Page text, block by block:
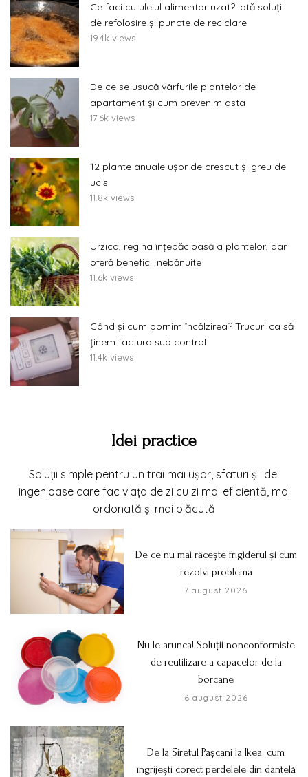
Ce faci cu uleiul alimentar uzat? Iată soluții
de refolosire și puncte de reciclare
19.4k views
De ce se usucă vârfurile plantelor de
apartament și cum prevenim asta
17.6k views
12 plante anuale ușor de crescut și greu de
ucis
11.8k views
Urzica, regina înțepăcioasă a plantelor, dar
oferă beneficii nebănuite
11.6k views
Când și cum pornim încălzirea? Trucuri ca să
ținem factura sub control
11.4k views
Idei practice
Soluții simple pentru un trai mai ușor, sfaturi și idei
ingenioase care fac viața de zi cu zi mai eficientă, mai
ordonată și mai plăcută
De ce nu mai răcește frigiderul și cum
rezolvi problema
7 august 2026
Nu le arunca! Soluții nonconformiste
de reutilizare a capacelor de la
borcane
6 august 2026
De la Siretul Pașcani la Ikea: cum
îngrijești corect perdelele din dantelă